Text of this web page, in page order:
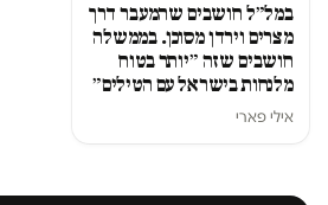
במל״ל חושבים שהמעבר דרך
מצרים וירדן מסוכן. בממשלה
חושבים שזה ״יותר בטוח
מלנחות בישראל עם הטילים״
אילי פארי